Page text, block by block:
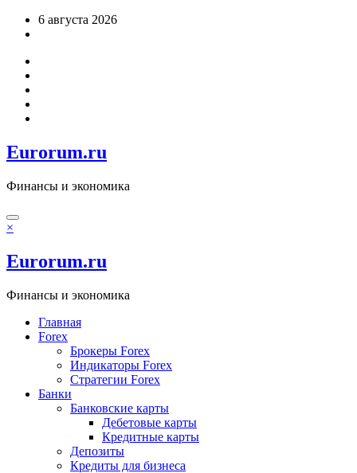
Перейти6 августа 2026
Eurorum.ru
Финансы и экономика
×
Eurorum.ru
Финансы и экономика
Главная
Forex
Брокеры Forex
Индикаторы Forex
Стратегии Forex
Банки
Банковские карты
Дебетовые карты
Кредитные карты
Депозиты
Кредиты для бизнеса